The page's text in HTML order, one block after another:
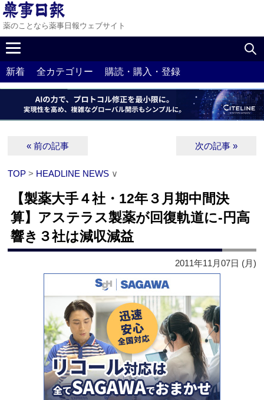
薬のことなら薬事日報ウェブサイト
新着 全カテゴリー 購読・購入・登録
« 前の記事 次の記事 »
TOP > HEADLINE NEWS ∨
【製薬大手４社・12年３月期中間決
算】アステラス製薬が回復軌道に‐円高
響き３社は減収減益
2011年11月07日 (月)